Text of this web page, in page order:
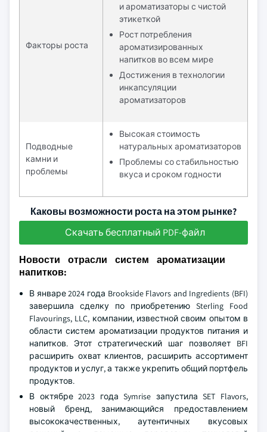
Факторы роста
и ароматизаторы с чистой
этикеткой
Рост потребления
ароматизированных
напитков во всем мире
Достижения в технологии
инкапсуляции
ароматизаторов
Подводные
камни и
проблемы
Высокая стоимость
натуральных ароматизаторов
Проблемы со стабильностью
вкуса и сроком годности
Каковы возможности роста на этом рынке?
Скачать бесплатный PDF-файл
Новости отрасли систем ароматизации
напитков:
В январе 2024 года Brookside Flavors and Ingredients (BFI)
завершила сделку по приобретению Sterling Food
Flavourings, LLC, компании, известной своим опытом в
области систем ароматизации продуктов питания и
напитков. Этот стратегический шаг позволяет BFI
расширить охват клиентов, расширить ассортимент
продуктов и услуг, а также укрепить общий портфель
продуктов.
В октябре 2023 года Symrise запустила SET Flavors,
новый бренд, занимающийся предоставлением
высококачественных, аутентичных вкусовых